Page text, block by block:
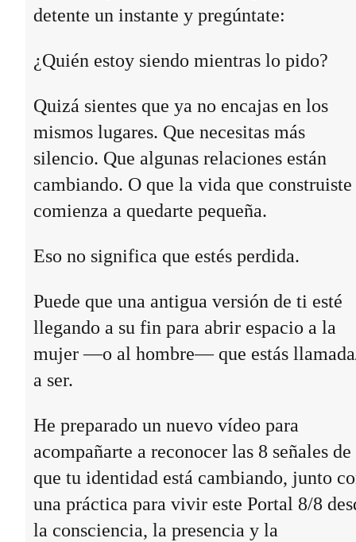
detente un instante y pregúntate:
¿Quién estoy siendo mientras lo pido?
Quizá sientes que ya no encajas en los
mismos lugares. Que necesitas más
silencio. Que algunas relaciones están
cambiando. O que la vida que construiste
comienza a quedarte pequeña.
Eso no significa que estés perdida.
Puede que una antigua versión de ti esté
llegando a su fin para abrir espacio a la
mujer —o al hombre— que estás
a ser.
He preparado un nuevo vídeo para
acompañarte a reconocer las 8 señales de
que tu identidad está cambiando, junto
una práctica para vivir este Portal 8/8
la consciencia, la presencia y la